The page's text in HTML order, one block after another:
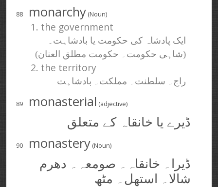
88 monarchy (Noun)
1. the government
ایک پادشاہ کی حکومت یا بادشاہت۔
(شاہی حکومت۔ حکومت مطلق العنان)
2. the territory
راج۔ سلطنت۔ مملکت۔ بادشاہت
89 monasterial (adjective)
ڈیرے یا خانقاہ کے متعلق
90 monastery (Noun)
ڈیرا۔ خانقاہ۔ صومعہ۔ دھرم
شالا۔ استھل۔ مٹھ